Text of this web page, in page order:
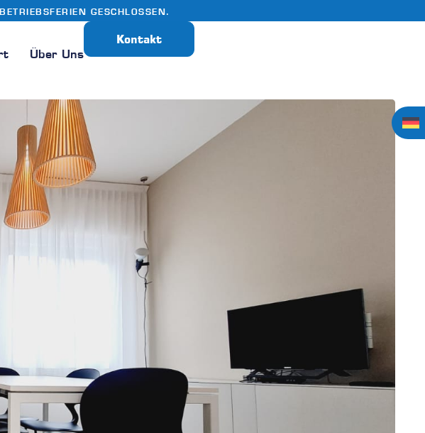
GESCHLOSSEN.
Über Uns
Kontakt